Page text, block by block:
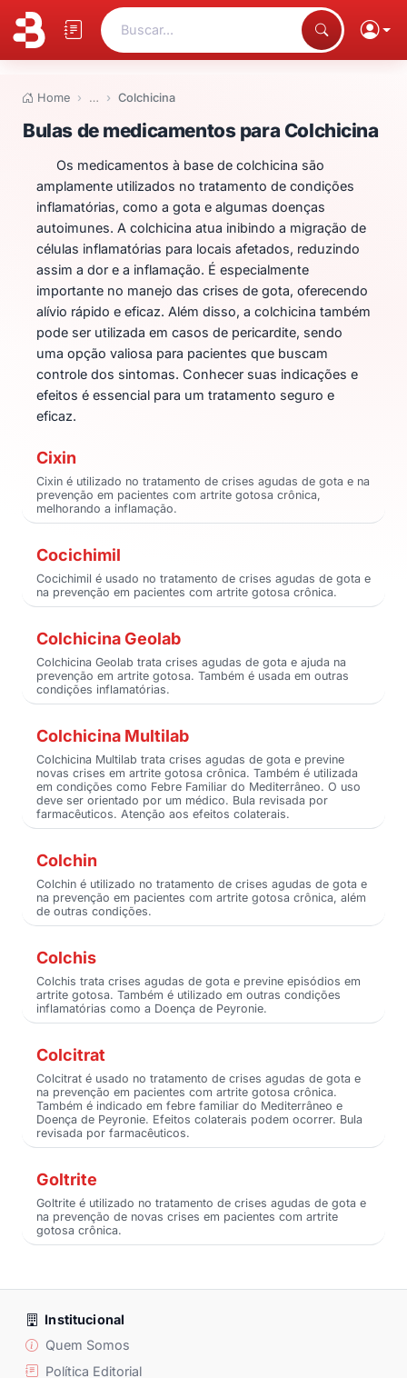
Buscar...
Home … Colchicina
Bulas de medicamentos para
Bulas de medicamentos para Colchicina
Os medicamentos à base de colchicina são
amplamente utilizados no tratamento de condições
inflamatórias, como a gota e algumas doenças
autoimunes. A colchicina atua inibindo a migração de
células inflamatórias para locais afetados, reduzindo
assim a dor e a inflamação. É especialmente
importante no manejo das crises de gota, oferecendo
alívio rápido e eficaz. Além disso, a colchicina também
pode ser utilizada em casos de pericardite, sendo
uma opção valiosa para pacientes que buscam
controle dos sintomas. Conhecer suas indicações e
efeitos é essencial para um tratamento seguro e
eficaz.
Cixin
Cixin é utilizado no tratamento de crises agudas de gota e na
prevenção em pacientes com artrite gotosa crônica,
melhorando a inflamação.
Cocichimil
Cocichimil é usado no tratamento de crises agudas de gota e
na prevenção em pacientes com artrite gotosa crônica.
Colchicina Geolab
Colchicina Geolab trata crises agudas de gota e ajuda na
prevenção em artrite gotosa. Também é usada em outras
condições inflamatórias.
Colchicina Multilab
Colchicina Multilab trata crises agudas de gota e previne
novas crises em artrite gotosa crônica. Também é utilizada
em condições como Febre Familiar do Mediterrâneo. O uso
deve ser orientado por um médico. Bula revisada por
farmacêuticos. Atenção aos efeitos colaterais.
Colchin
Colchin é utilizado no tratamento de crises agudas de gota e
na prevenção em pacientes com artrite gotosa crônica, além
de outras condições.
Colchis
Colchis trata crises agudas de gota e previne episódios em
artrite gotosa. Também é utilizado em outras condições
inflamatórias como a Doença de Peyronie.
Colcitrat
Colcitrat é usado no tratamento de crises agudas de gota e
na prevenção em pacientes com artrite gotosa crônica.
Também é indicado em febre familiar do Mediterrâneo e
Doença de Peyronie. Efeitos colaterais podem ocorrer. Bula
revisada por farmacêuticos.
Goltrite
Goltrite é utilizado no tratamento de crises agudas de gota e
na prevenção de novas crises em pacientes com artrite
gotosa crônica.
Institucional
Quem Somos
Política Editorial